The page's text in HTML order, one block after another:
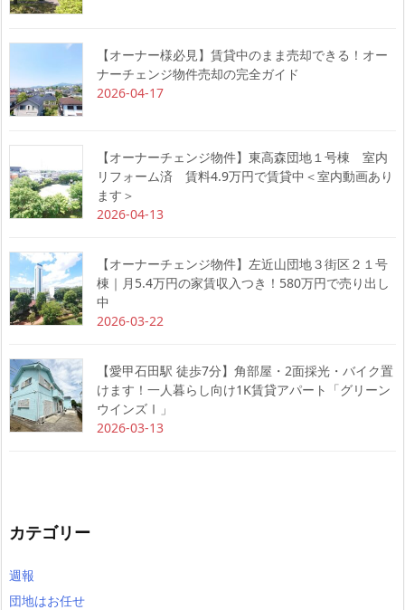
【オーナー様必見】賃貸中のまま売却できる！オー
ナーチェンジ物件売却の完全ガイド
2026-04-17
【オーナーチェンジ物件】東高森団地１号棟 室内
リフォーム済 賃料4.9万円で賃貸中＜室内動画あり
ます＞
2026-04-13
【オーナーチェンジ物件】左近山団地３街区２１号
棟｜月5.4万円の家賃収入つき！580万円で売り出し
中
2026-03-22
【愛甲石田駅 徒歩7分】角部屋・2面採光・バイク置
けます！一人暮らし向け1K賃貸アパート「グリーン
ウインズⅠ」
2026-03-13
カテゴリー
週報
団地はお任せ